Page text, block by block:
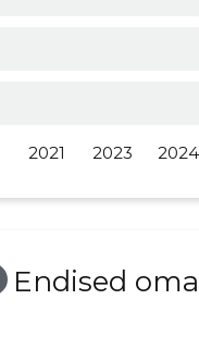
2021 2023 2024
Endised